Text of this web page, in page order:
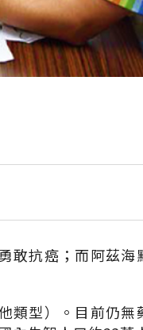
敢抗癌；而阿茲海
類型）。目前仍無